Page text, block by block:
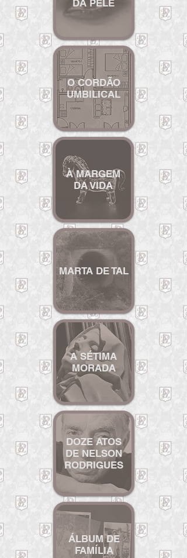
DA PELE
O CORDÃO
UMBILICAL
À MARGEM
DA VIDA
MARTA DE TAL
A SÉTIMA
MORADA
DOZE ATOS
DE NELSON
RODRIGUES
ÁLBUM DE
FAMÍLIA